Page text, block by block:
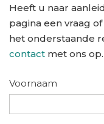
Heeft u naar
pagina een vraag
het onderstaande
contact met ons op.
Voornaam